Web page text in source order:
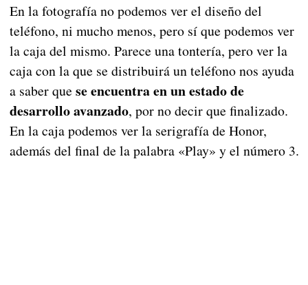
En la fotografía no podemos ver el diseño del
teléfono, ni mucho menos, pero sí que podemos ver
la caja del mismo. Parece una tontería, pero ver la
caja con la que se distribuirá un teléfono nos ayuda
a saber que se encuentra en un estado de
desarrollo avanzado, por no decir que finalizado.
En la caja podemos ver la serigrafía de Honor,
además del final de la palabra «Play» y el número 3.